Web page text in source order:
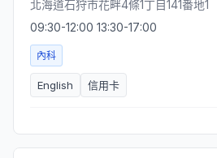
北海道石狩市花畔4條1丁目141番地1
09:30-12:00 13:30-17:00
內科
English 信用卡